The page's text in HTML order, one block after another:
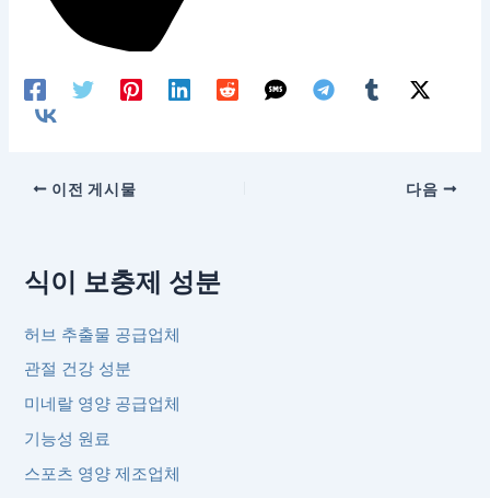
이전 게시물 다음
식이 보충제 성분
허브 추출물 공급업체
관절 건강 성분
미네랄 영양 공급업체
기능성 원료
스포츠 영양 제조업체